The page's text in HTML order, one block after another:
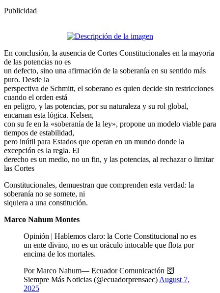
Publicidad
En conclusión, la ausencia de Cortes Constitucionales en la mayoría
de las potencias no es
un defecto, sino una afirmación de la soberanía en su sentido más
puro. Desde la
perspectiva de Schmitt, el soberano es quien decide sin restricciones
cuando el orden está
en peligro, y las potencias, por su naturaleza y su rol global,
encarnan esta lógica. Kelsen,
con su fe en la «soberanía de la ley», propone un modelo viable para
tiempos de estabilidad,
pero inútil para Estados que operan en un mundo donde la
excepción es la regla. El
derecho es un medio, no un fin, y las potencias, al rechazar o limitar
las Cortes
Constitucionales, demuestran que comprenden esta verdad: la
soberanía no se somete, ni
siquiera a una constitución.
Marco Nahum Montes
Opinión | Hablemos claro: la Corte Constitucional no es
un ente divino, no es un oráculo intocable que flota por
encima de los mortales.
Por Marco Nahum— Ecuador Comunicación 🛜
Siempre Más Noticias (@ecuadorprensaec) August 7,
2025